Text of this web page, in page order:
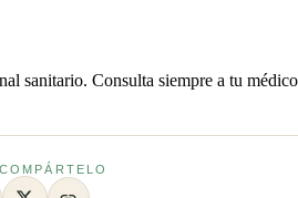
Consulta siempre a tu